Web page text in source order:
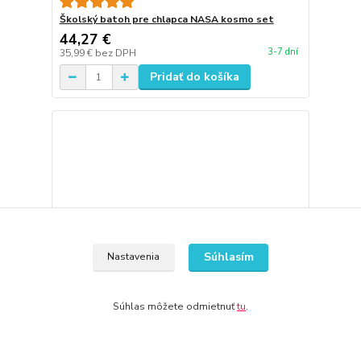
Školský batoh pre chlapca NASA kosmo set
44,27 €
35,99 € bez DPH 3-7 dní
Pridať do košíka
Nastavenia Súhlasím
Súhlas môžete odmietnuťtu.